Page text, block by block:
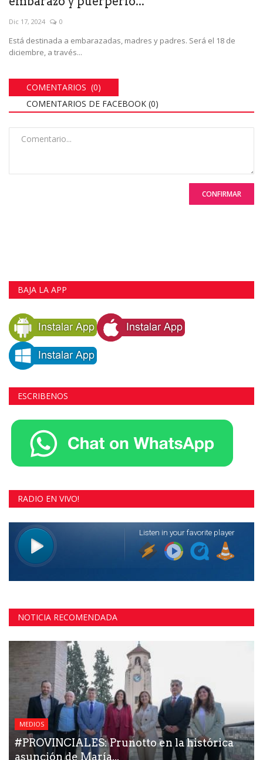
Dic 17, 2024 0
Está destinada a embarazadas, madres y padres. Será el 18 de
diciembre, a través...
COMENTARIOS (0)
COMENTARIOS DE FACEBOOK (0)
CONFIRMAR
BAJA LA APP
ESCRIBENOS
RADIO EN VIVO!
NOTICIA RECOMENDADA
MEDIOS
#PROVINCIALES: Prunotto en la histórica
asunción de María...